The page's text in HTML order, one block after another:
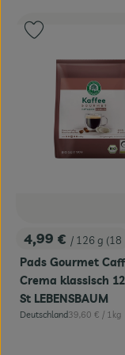
, Preis:
4,99 € / 126 g (18
Pads Gourmet
Crema klassisch
St LEBENSBAUM
, Herkunft:
Deutschland, Referenzpreis:
39,60 € / 1kg
Produkt zu